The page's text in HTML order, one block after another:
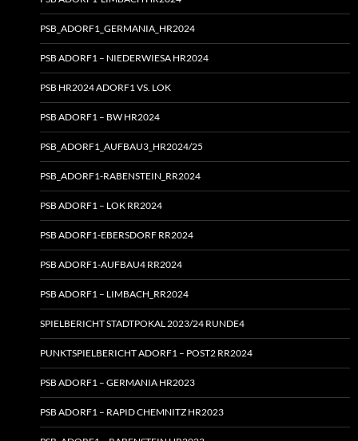
PSB_ADORF1_GERMANIA_HR2024
PSB ADORF1 – NIEDERWIESA HR2024
PSB HR2024 ADORF1 VS. LOK
PSB ADORF1 – BW HR2024
PSB_ADORF1_AUFBAU3_HR2024/25
PSB_ADORF1-RABENSTEIN_RR2024
PSB ADORF1 – LOK RR2024
PSB ADORF1-EBERSDORF RR2024
PSB ADORF1-AUFBAU4 RR2024
PSB ADORF1 – LIMBACH_RR2024
SPIELBERICHT STADTPOKAL 2023/24 RUNDE4
PUNKTSPIELBERICHT ADORF1 – POST2 RR2024
PSB ADORF1 – GERMANIA HR2023
PSB ADORF1 – RAPID CHEMNITZ HR2023